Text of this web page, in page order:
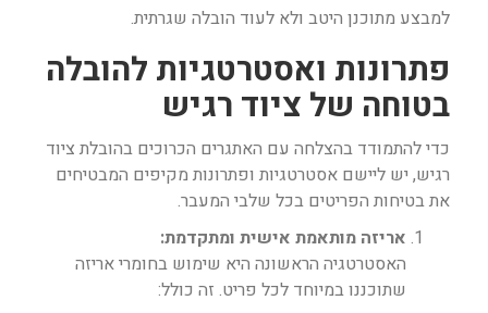
למבצע מתוכנן היטב ולא לעוד הובלה שגרתית.
פתרונות ואסטרטגיות להובלה
בטוחה של ציוד רגיש
כדי להתמודד בהצלחה עם האתגרים הכרוכים בהובלת ציוד
רגיש, יש ליישם אסטרטגיות ופתרונות מקיפים המבטיחים
את בטיחות הפריטים בכל שלבי המעבר.
אריזה מותאמת אישית ומתקדמת:
האסטרטגיה הראשונה היא שימוש בחומרי אריזה
שתוכננו במיוחד לכל פריט. זה כולל: